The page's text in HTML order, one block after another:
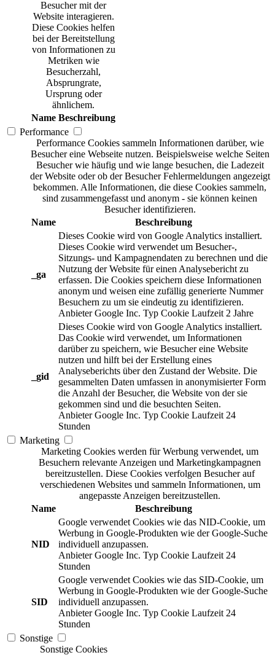
Besucher mit der
Website interagieren.
Diese Cookies helfen
bei der Bereitstellung
von Informationen zu
Metriken wie
Besucherzahl,
Absprungrate,
Ursprung oder
ähnlichem.
Name Beschreibung
Performance
Performance Cookies sammeln Informationen darüber, wie
Besucher eine Webseite nutzen. Beispielsweise welche Seiten
Besucher wie häufig und wie lange besuchen, die Ladezeit
der Website oder ob der Besucher Fehlermeldungen angezeigt
bekommen. Alle Informationen, die diese Cookies sammeln,
sind zusammengefasst und anonym - sie können keinen
Besucher identifizieren.
Name
Beschreibung
_ga
Dieses Cookie wird von Google Analytics installiert.
Dieses Cookie wird verwendet um Besucher-,
Sitzungs- und Kampagnendaten zu berechnen und die
Nutzung der Website für einen Analysebericht zu
erfassen. Die Cookies speichern diese Informationen
anonym und weisen eine zufällig generierte Nummer
Besuchern zu um sie eindeutig zu identifizieren.
Anbieter Google Inc. Typ Cookie Laufzeit 2 Jahre
_gid
Dieses Cookie wird von Google Analytics installiert.
Das Cookie wird verwendet, um Informationen
darüber zu speichern, wie Besucher eine Website
nutzen und hilft bei der Erstellung eines
Analyseberichts über den Zustand der Website. Die
gesammelten Daten umfassen in anonymisierter Form
die Anzahl der Besucher, die Website von der sie
gekommen sind und die besuchten Seiten.
Anbieter Google Inc. Typ Cookie Laufzeit 24
Stunden
Marketing
Marketing Cookies werden für Werbung verwendet, um
Besuchern relevante Anzeigen und Marketingkampagnen
bereitzustellen. Diese Cookies verfolgen Besucher auf
verschiedenen Websites und sammeln Informationen, um
angepasste Anzeigen bereitzustellen.
Name
Beschreibung
NID
Google verwendet Cookies wie das NID-Cookie, um
Werbung in Google-Produkten wie der Google-Suche
individuell anzupassen.
Anbieter Google Inc. Typ Cookie Laufzeit 24
Stunden
SID
Google verwendet Cookies wie das SID-Cookie, um
Werbung in Google-Produkten wie der Google-Suche
individuell anzupassen.
Anbieter Google Inc. Typ Cookie Laufzeit 24
Stunden
Sonstige
Sonstige Cookies